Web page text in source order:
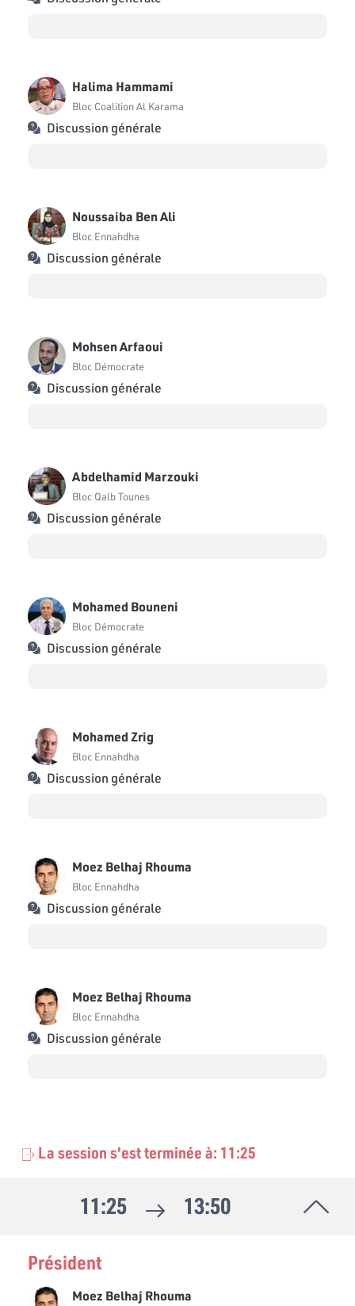
Halima Hammami
Bloc Coalition Al Karama
Discussion générale
Noussaiba Ben Ali
Bloc Ennahdha
Discussion générale
Mohsen Arfaoui
Bloc Démocrate
Discussion générale
Abdelhamid Marzouki
Bloc Qalb Tounes
Discussion générale
Mohamed Bouneni
Bloc Démocrate
Discussion générale
Mohamed Zrig
Bloc Ennahdha
Discussion générale
Moez Belhaj Rhouma
Bloc Ennahdha
Discussion générale
Moez Belhaj Rhouma
Bloc Ennahdha
Discussion générale
La session s'est terminée à: 11:25
11:25 13:50
Président
Moez Belhaj Rhouma